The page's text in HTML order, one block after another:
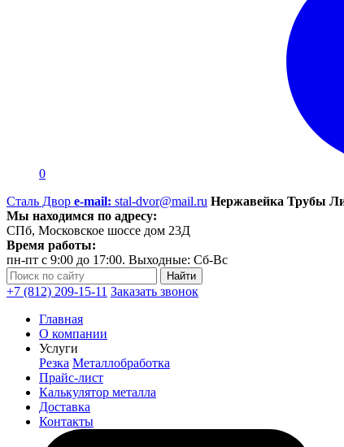
0
Сталь Двор e-mail: stal-dvor@mail.ru Нержавейка Трубы
Мы находимся по адресу:
СПб, Московское шоссе дом 23Д
Время работы:
пн-пт с 9:00 до 17:00. Выходные: Сб-Вс
+7 (812) 209-15-11 Заказать звонок
Главная
О компании
Услуги
Резка Металлобработка
Прайс-лист
Калькулятор металла
Доставка
Контакты